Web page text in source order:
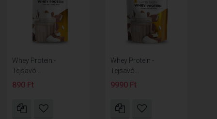
Whey Protein -
Tejsavó...
890 Ft
Whey Protein -
Tejsavó...
9990 Ft